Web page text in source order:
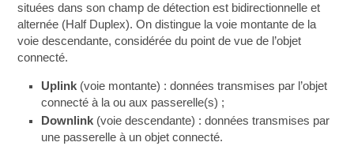
situées dans son champ de détection est bidirectionnelle et
alternée (Half Duplex). On distingue la voie montante de la
voie descendante, considérée du point de vue de l’objet
connecté.
Uplink (voie montante) : données transmises par l’objet
connecté à la ou aux passerelle(s) ;
Downlink (voie descendante) : données transmises par
une passerelle à un objet connecté.